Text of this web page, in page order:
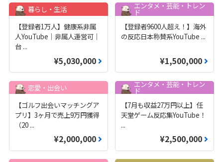
暮らし・生活
【登録者1万人】健康系非属
人YouTube｜非属人運営可｜
台 ...
¥5,030,000
エンタメ・芸能・トレン
ド
【登録者9600人超え！】海外
の反応日本称賛系YouTube ...
¥1,500,000
恋愛・出会い
【ゴルフ出会いマッチングア
プリ】3ヶ月で売上9万円獲得
（20 ...
¥2,000,000
エンタメ・芸能・トレン
ド
【7月も収益27万円以上】任
天堂ゲーム反応集YouTube！
...
¥2,500,000